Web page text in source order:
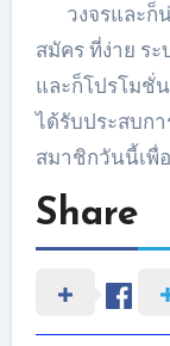
วงจรและก็
สมัคร ที่ง่าย ร
และก็โปรโมชั่
ได้รับประสบก
สมาชิกวันนี้เพื่
Share